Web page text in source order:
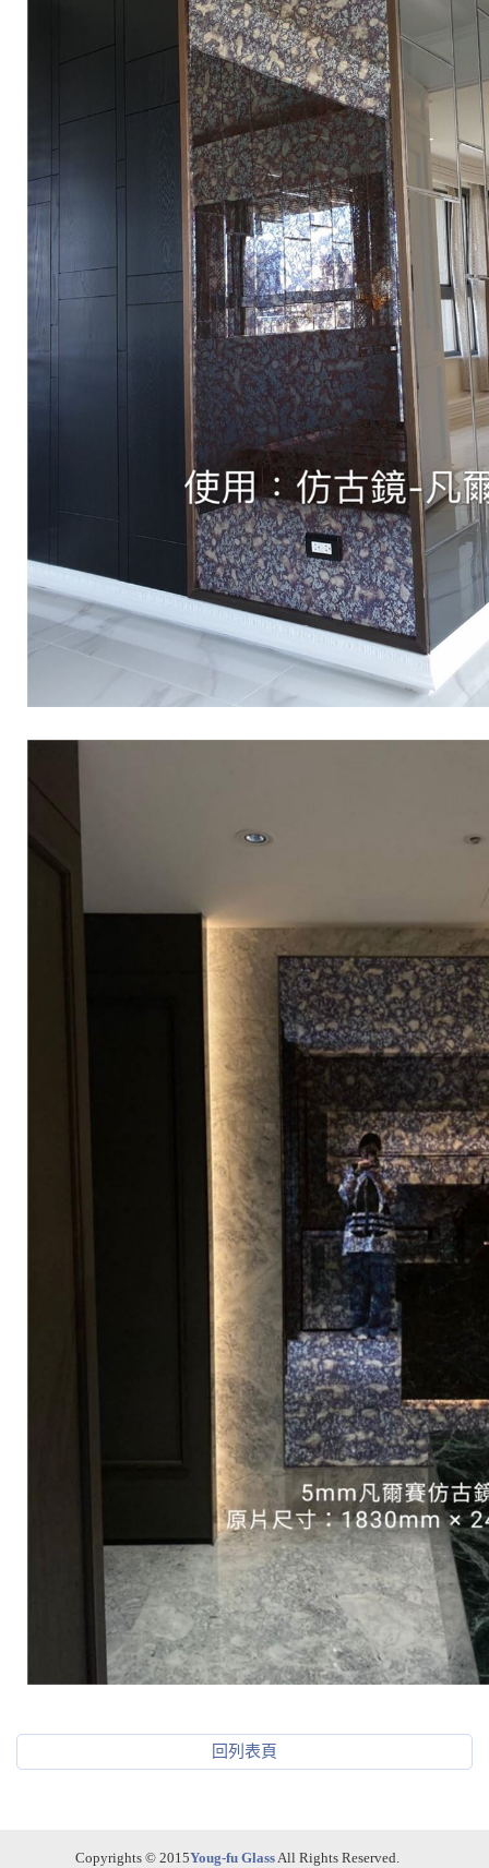
回列表頁
Copyrights © 2015Youg-fu Glass All Rights Reserved.